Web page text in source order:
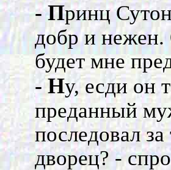
- Принц
добр и нежен.
будет мне
- Ну, есди он
преданный
последовал
дворец? -